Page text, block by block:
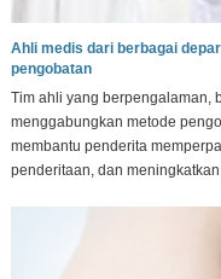
Ahli medis dari berbagai
pengobatan
Tim ahli yang berpengalaman,
menggabungkan metode
membantu penderita
penderitaan, dan